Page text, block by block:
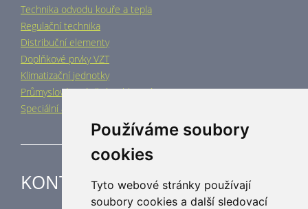
Používáme soubory
cookies
Tyto webové stránky používají
soubory cookies a další sledovací
Technika odvodu kouře a tepla
Regulační technika
Distribuční elementy
Doplňkové prvky VZT
Klimatizační jednotky
Průmyslové vytápění a chlazení
Speciální aplikace
KONTAKT